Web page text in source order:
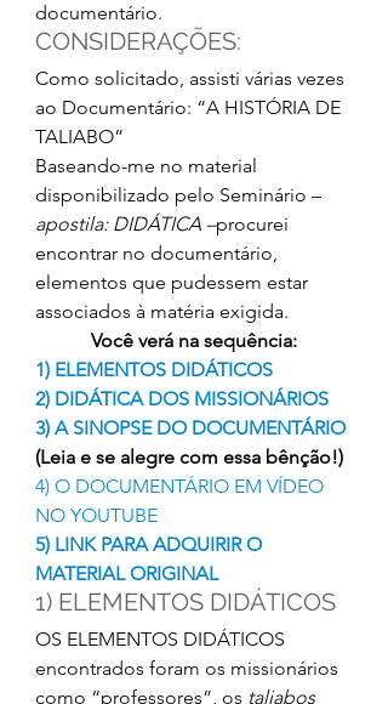
documentário.
CONSIDERAÇÕES:
Como solicitado, assisti várias vezes
ao Documentário: “A HISTÓRIA DE
TALIABO”
Baseando-me no material
disponibilizado pelo Seminário –
apostila: DIDÁTICA –procurei
encontrar no documentário,
elementos que pudessem estar
associados à matéria exigida.
Você verá na sequência:
1) ELEMENTOS DIDÁTICOS
2) DIDÁTICA DOS MISSIONÁRIOS
3) A SINOPSE DO DOCUMENTÁRIO
(Leia e se alegre com essa bênção!)
4) O DOCUMENTÁRIO EM VÍDEO
NO YOUTUBE
5) LINK PARA ADQUIRIR O
MATERIAL ORIGINAL
1) ELEMENTOS DIDÁTICOS
OS ELEMENTOS DIDÁTICOS
encontrados foram os missionários
como “professores”, os taliabos